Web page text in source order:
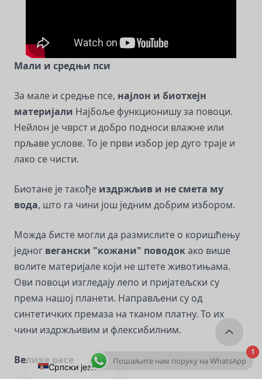
Мали и средњи пси
За мале и средње псе, најлон и биотхејн
материјали Најбоље функционишу за повоци.
Нейлон је чврст и добро подноси влажне или
прљаве услове. То је први избор јер дуго траје и
лако се чисти.
Биотане је такође издржљив и не смета му
вода, што га чини још једним добрим избором.
Можда бисте могли да размислите о коришћењу
једног вегански "кожани" поводокако више
волите материјале који не штете животињама.
Ови повоци изгледају лепо и пријатељски су
према нашој планети. Направљени су од
синтетичких премаза на тканом платну. То их
чини издржљивим и флексибилним.
Велике расе
1
Пошаљите нам поруку на WhatsApp
Српски језик